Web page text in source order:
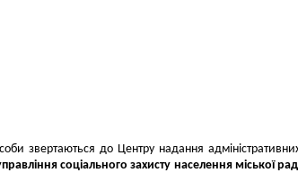
звертаються до Центру надання
соціального захисту населення міської